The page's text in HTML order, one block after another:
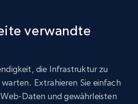
verwandte
die Infrastruktur zu
Extrahieren Sie einfach
Daten und gewährleisten